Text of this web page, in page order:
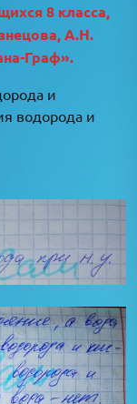
8 класса,
А.Н.
Граф».
и
водорода и